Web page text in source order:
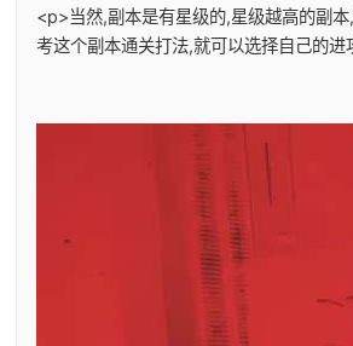
<p>当然,副本是有星级的,星级越高的副
考这个副本通关打法,就可以选择自己的